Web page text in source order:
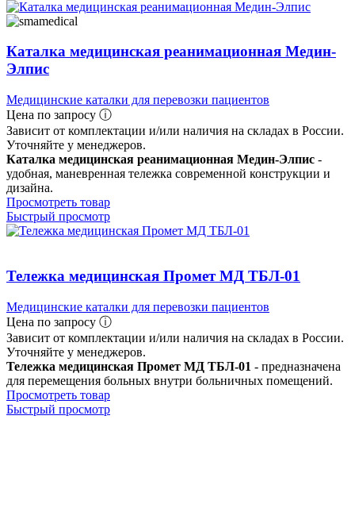
Каталка медицинская реанимационная Медин-
Элпис
Медицинские каталки для перевозки пациентов
Цена по запросу ⓘ
Зависит от комплектации и/или наличия на складах в России.
Уточняйте у менеджеров.
Каталка медицинская реанимационная Медин-Элпис -
удобная, маневренная тележка современной конструкции и
дизайна.
Просмотреть товар
Быстрый просмотр
Тележка медицинская Промет МД ТБЛ-01
Медицинские каталки для перевозки пациентов
Цена по запросу ⓘ
Зависит от комплектации и/или наличия на складах в России.
Уточняйте у менеджеров.
Тележка медицинская Промет МД ТБЛ-01 - предназначена
для перемещения больных внутри больничных помещений.
Просмотреть товар
Быстрый просмотр